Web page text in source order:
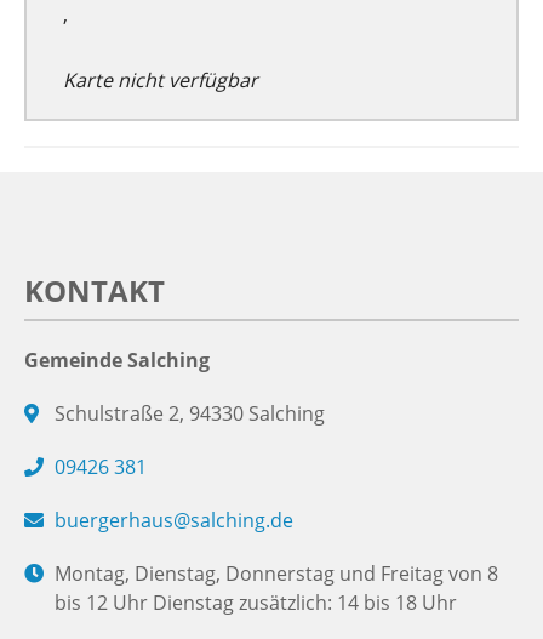
,
Karte nicht verfügbar
KONTAKT
Gemeinde Salching
Schulstraße 2, 94330 Salching
09426 381
buergerhaus@salching.de
Montag, Dienstag, Donnerstag und Freitag von 8
bis 12 Uhr Dienstag zusätzlich: 14 bis 18 Uhr